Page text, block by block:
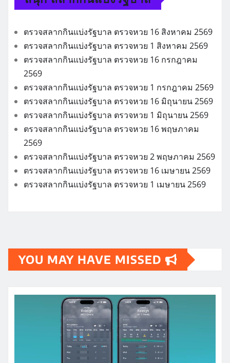
ตรวจสลากกินแบ่งรัฐบาล ตรวจหวย 16 สิงหาคม 2569
ตรวจสลากกินแบ่งรัฐบาล ตรวจหวย 1 สิงหาคม 2569
ตรวจสลากกินแบ่งรัฐบาล ตรวจหวย 16 กรกฎาคม
2569
ตรวจสลากกินแบ่งรัฐบาล ตรวจหวย 1 กรกฎาคม 2569
ตรวจสลากกินแบ่งรัฐบาล ตรวจหวย 16 มิถุนายน 2569
ตรวจสลากกินแบ่งรัฐบาล ตรวจหวย 1 มิถุนายน 2569
ตรวจสลากกินแบ่งรัฐบาล ตรวจหวย 16 พฤษภาคม
2569
ตรวจสลากกินแบ่งรัฐบาล ตรวจหวย 2 พฤษภาคม 2569
ตรวจสลากกินแบ่งรัฐบาล ตรวจหวย 16 เมษายน 2569
ตรวจสลากกินแบ่งรัฐบาล ตรวจหวย 1 เมษายน 2569
YOU MAY HAVE MISSED